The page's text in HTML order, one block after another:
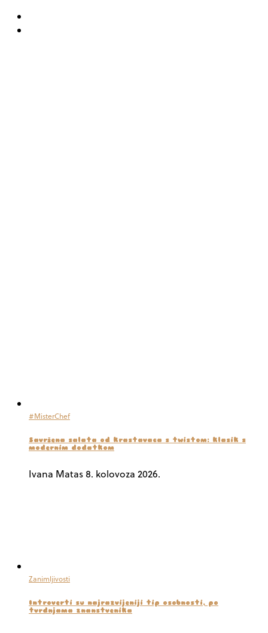
#MisterChef
Savršena salata od krastavaca s twistom: klasik s
modernim dodatkom
Ivana Matas 8. kolovoza 2026.
Zanimljivosti
Introverti su najrazvijeniji tip osobnosti, po
tvrdnjama znanstvenika